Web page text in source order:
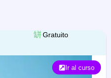
Gratuito
Ir al curso